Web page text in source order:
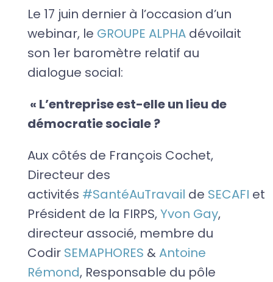
Le 17 juin dernier à l’occasion d’un
webinar, le GROUPE ALPHAdévoilait
son 1er baromètre relatif au
dialogue social:
« L’entreprise est-elle un lieu de
démocratie sociale ?
Aux côtés de François Cochet,
Directeur des
activités #SantéAuTravail de SECAFI et
Président de la FIRPS,Yvon Gay,
directeur associé, membre du
Codir SEMAPHORES &Antoine
Rémond, Responsable du pôle